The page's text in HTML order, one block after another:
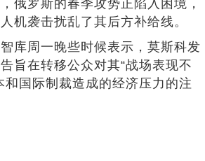
俄罗斯的春季攻势正陷入困境，
机袭击扰乱了其后方补给线。
库周一晚些时候表示，莫斯科发
旨在转移公众对其“战场表现不
和国际制裁造成的经济压力的注